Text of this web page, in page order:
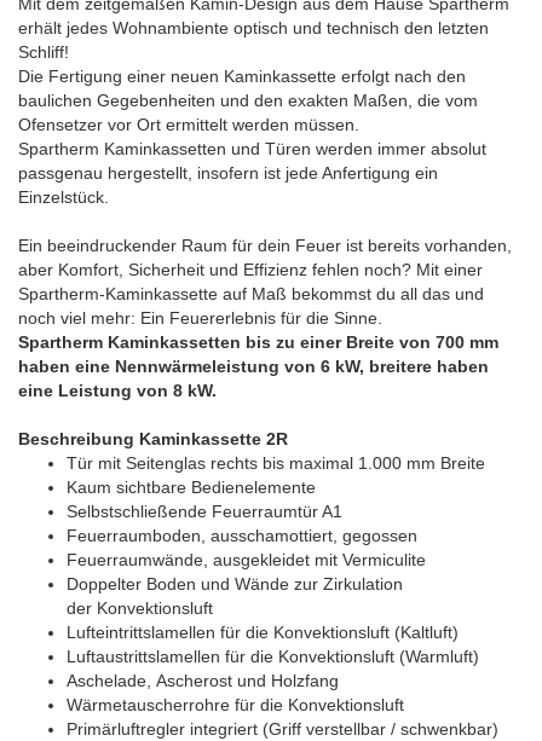
erhält jedes Wohnambiente optisch und technisch den letzten
Schliff!
Die Fertigung einer neuen Kaminkassette erfolgt nach den
baulichen Gegebenheiten und den exakten Maßen, die vom
Ofensetzer vor Ort ermittelt werden müssen.
Spartherm Kaminkassetten und Türen werden immer absolut
passgenau hergestellt, insofern ist jede Anfertigung ein
Einzelstück.
Ein beeindruckender Raum für dein Feuer ist bereits vorhanden,
aber Komfort, Sicherheit und Effizienz fehlen noch? Mit einer
Spartherm-Kaminkassette auf Maß bekommst du all das und
noch viel mehr: Ein Feuererlebnis für die Sinne.
Spartherm Kaminkassetten bis zu einer Breite von 700 mm
haben eine Nennwärmeleistung von 6 kW, breitere haben
eine Leistung von 8 kW.
Beschreibung Kaminkassette 2R
Tür mit Seitenglas rechts bis maximal 1.000 mm Breite
Kaum sichtbare Bedienelemente
Selbstschließende Feuerraumtür A1
Feuerraumboden, ausschamottiert, gegossen
Feuerraumwände, ausgekleidet mit Vermiculite
Doppelter Boden und Wände zur Zirkulation
der Konvektionsluft
Lufteintrittslamellen für die Konvektionsluft (Kaltluft)
Luftaustrittslamellen für die Konvektionsluft (Warmluft)
Aschelade, Ascherost und Holzfang
Wärmetauscherrohre für die Konvektionsluft
Primärluftregler integriert (Griff verstellbar / schwenkbar)